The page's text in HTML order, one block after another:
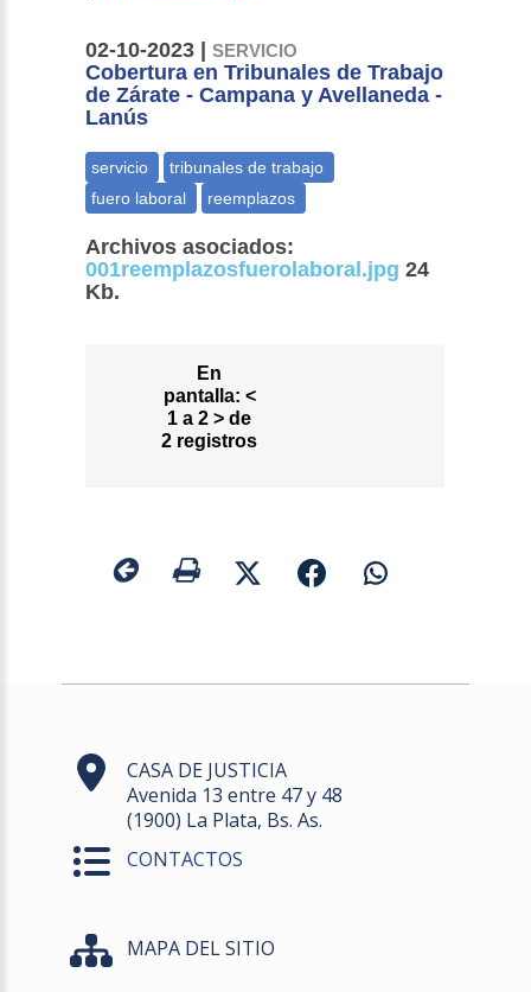
02-10-2023 |SERVICIO
Cobertura en Tribunales de Trabajo
de Zárate - Campana y Avellaneda -
Lanús
Archivos asociados:
001reemplazosfuerolaboral.jpg 24
Kb.
En
pantalla: <
1 a 2 > de
2 registros
CASA DE JUSTICIA
Avenida 13 entre 47 y 48
(1900) La Plata, Bs. As.
CONTACTOS
MAPA DEL SITIO